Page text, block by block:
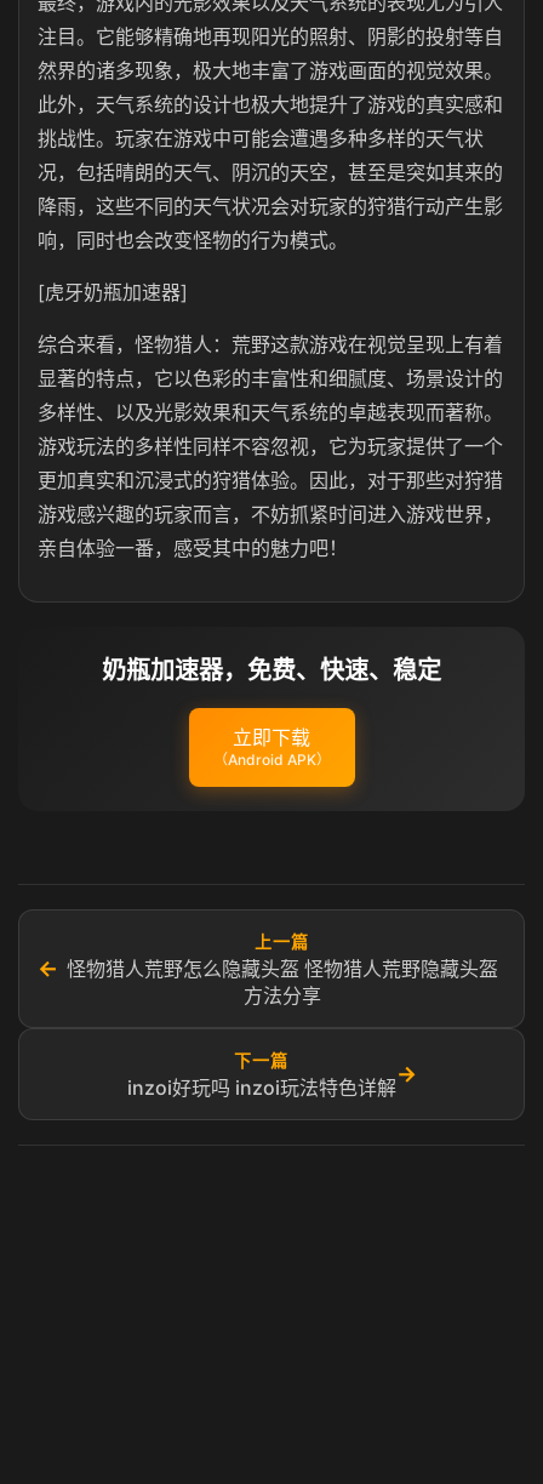
注目。它能够精确地再现阳光的照射、阴影的投射等自
然界的诸多现象，极大地丰富了游戏画面的视觉效果。
此外，天气系统的设计也极大地提升了游戏的真实感和
挑战性。玩家在游戏中可能会遭遇多种多样的天气状
况，包括晴朗的天气、阴沉的天空，甚至是突如其来的
降雨，这些不同的天气状况会对玩家的狩猎行动产生影
响，同时也会改变怪物的行为模式。
[虎牙奶瓶加速器]
综合来看，怪物猎人：荒野这款游戏在视觉呈现上有着
显著的特点，它以色彩的丰富性和细腻度、场景设计的
多样性、以及光影效果和天气系统的卓越表现而著称。
游戏玩法的多样性同样不容忽视，它为玩家提供了一个
更加真实和沉浸式的狩猎体验。因此，对于那些对狩猎
游戏感兴趣的玩家而言，不妨抓紧时间进入游戏世界，
亲自体验一番，感受其中的魅力吧！
奶瓶加速器，免费、快速、稳定
立即下载
（Android APK）
←
上一篇
怪物猎人荒野怎么隐藏头盔 怪物猎人荒野隐藏头盔
方法分享
下一篇
inzoi好玩吗 inzoi玩法特色详解
→